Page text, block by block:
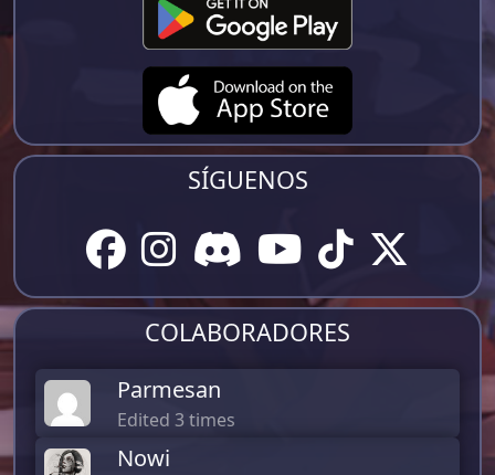
SÍGUENOS
COLABORADORES
Parmesan
Edited 3 times
Nowi